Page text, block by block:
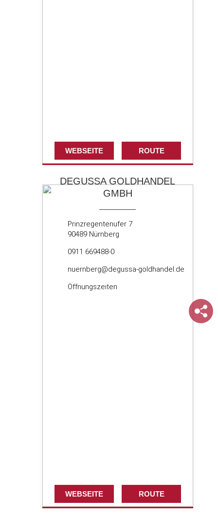
DEGUSSA GOLDHANDEL
GMBH
Prinzregentenufer 7
90489 Nürnberg
0911 669488-0
nuernberg@degussa-goldhandel.de
Öffnungszeiten
WEBSEITE ROUTE
WEBSEITE ROUTE